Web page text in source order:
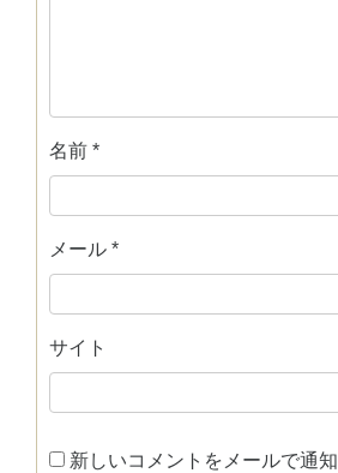
名前 *
メール *
サイト
新しいコメントをメールで通知